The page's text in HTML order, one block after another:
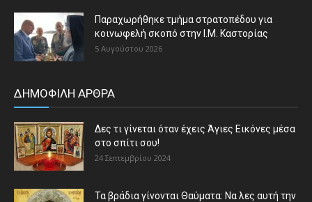
Παραχωρήθηκε τμήμα στρατοπέδου για
κοινωφελή σκοπό στην Ι.Μ. Καστορίας
5 Αυγούστου 2026
ΔΗΜΟΦΙΛΗ ΑΡΘΡΑ
Δες τι γίνεται όταν έχεις Άγιες Εικόνες μέσα
στο σπίτι σου!
24 Σεπτεμβρίου 2024
Τα βράδια γίνονται Θαύματα: Να λες αυτή την